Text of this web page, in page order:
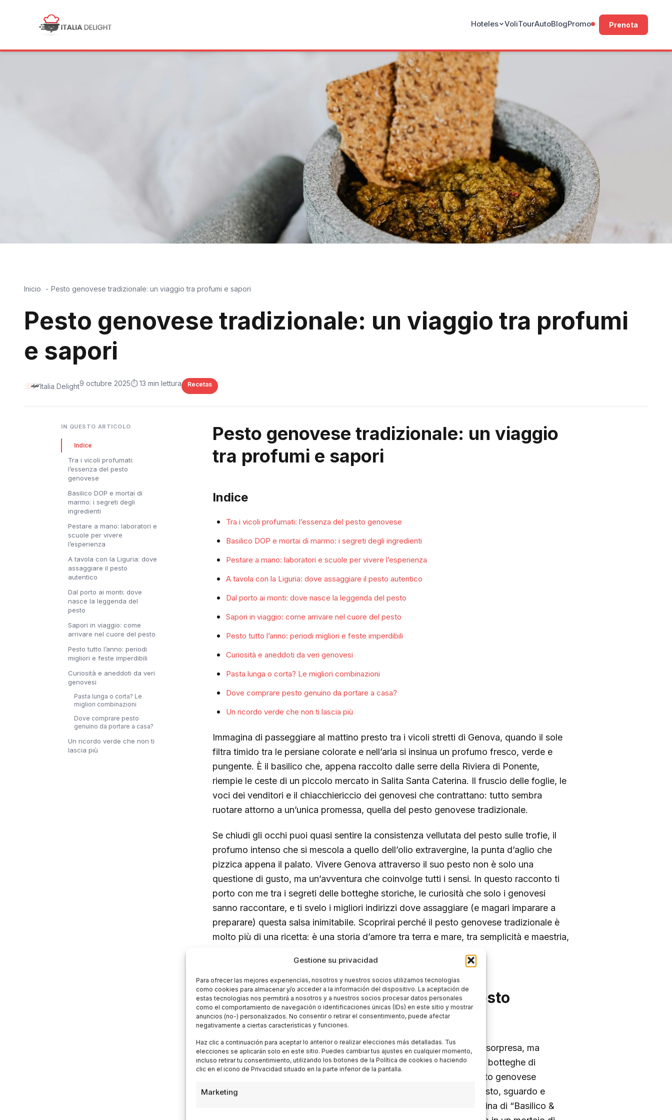
Gestione su privacidad
Para ofrecer las mejores experiencias, nosotros y nuestros socios utilizamos tecnologías
como cookies para almacenar y/o acceder a la información del dispositivo. La aceptación de
estas tecnologías nos permitirá a nosotros y a nuestros socios procesar datos personales
como el comportamiento de navegación o identificaciones únicas (IDs) en este sitio y mostrar
anuncios (no-) personalizados. No consentir o retirar el consentimiento, puede afectar
negativamente a ciertas características y funciones.
Haz clic a continuación para aceptar lo anterior o realizar elecciones más detalladas. Tus
elecciones se aplicarán solo en este sitio. Puedes cambiar tus ajustes en cualquier momento,
incluso retirar tu consentimiento, utilizando los botones de la Política de cookies o haciendo
clic en el icono de Privacidad situado en la parte inferior de la pantalla.
Marketing
Hoteles VoliTourAutoBlogPromo Prenota
Inicio Pesto genovese tradizionale: un viaggio tra profumi e sapori
Pesto genovese tradizionale: un viaggio tra profumi
e sapori
Italia Delight9 octubre 2025⏱️ 13 min lettura Recetas
IN QUESTO ARTICOLO
Indice
Tra i vicoli profumati:
l’essenza del pesto
genovese
Basilico DOP e mortai di
marmo: i segreti degli
ingredienti
Pestare a mano: laboratori e
scuole per vivere
l’esperienza
A tavola con la Liguria: dove
assaggiare il pesto
autentico
Dal porto ai monti: dove
nasce la leggenda del
pesto
Sapori in viaggio: come
arrivare nel cuore del pesto
Pesto tutto l’anno: periodi
migliori e feste imperdibili
Curiosità e aneddoti da veri
genovesi
Pasta lunga o corta? Le
migliori combinazioni
Dove comprare pesto
genuino da portare a casa?
Un ricordo verde che non ti
lascia più
Pesto genovese tradizionale: un viaggio
tra profumi e sapori
Indice
Tra i vicoli profumati: l’essenza del pesto genovese
Basilico DOP e mortai di marmo: i segreti degli ingredienti
Pestare a mano: laboratori e scuole per vivere l’esperienza
A tavola con la Liguria: dove assaggiare il pesto autentico
Dal porto ai monti: dove nasce la leggenda del pesto
Sapori in viaggio: come arrivare nel cuore del pesto
Pesto tutto l’anno: periodi migliori e feste imperdibili
Curiosità e aneddoti da veri genovesi
Pasta lunga o corta? Le migliori combinazioni
Dove comprare pesto genuino da portare a casa?
Un ricordo verde che non ti lascia più
Immagina di passeggiare al mattino presto tra i vicoli stretti di Genova, quando il sole
filtra timido tra le persiane colorate e nell’aria si insinua un profumo fresco, verde e
pungente. È il basilico che, appena raccolto dalle serre della Riviera di Ponente,
riempie le ceste di un piccolo mercato in Salita Santa Caterina. Il fruscio delle foglie, le
voci dei venditori e il chiacchiericcio dei genovesi che contrattano: tutto sembra
ruotare attorno a un’unica promessa, quella del pesto genovese tradizionale.
Se chiudi gli occhi puoi quasi sentire la consistenza vellutata del pesto sulle trofie, il
profumo intenso che si mescola a quello dell’olio extravergine, la punta d’aglio che
pizzica appena il palato. Vivere Genova attraverso il suo pesto non è solo una
questione di gusto, ma un’avventura che coinvolge tutti i sensi. In questo racconto ti
porto con me tra i segreti delle botteghe storiche, le curiosità che solo i genovesi
sanno raccontare, e ti svelo i migliori indirizzi dove assaggiare (e magari imparare a
preparare) questa salsa inimitabile. Scoprirai perché il pesto genovese tradizionale è
molto più di una ricetta: è una storia d’amore tra terra e mare, tra semplicità e maestria,
Tra i vicoli profumati: l’essenza del pesto
genovese
Genova è come un labirinto verticale dove ogni angolo regala una sorpresa, ma
nessuna così coinvolgente come l’aroma che sfugge dalle vecchie botteghe di
alimentari, quelle piccole e spesso nascoste nei caruggi. Qui il pesto genovese
tradizionale non è solo patrimonio culinario: è quotidianità fatta gesto, sguardo e
orgoglio. Una mattina di maggio, mi sono fermato davanti alla vetrina di “Basilico &